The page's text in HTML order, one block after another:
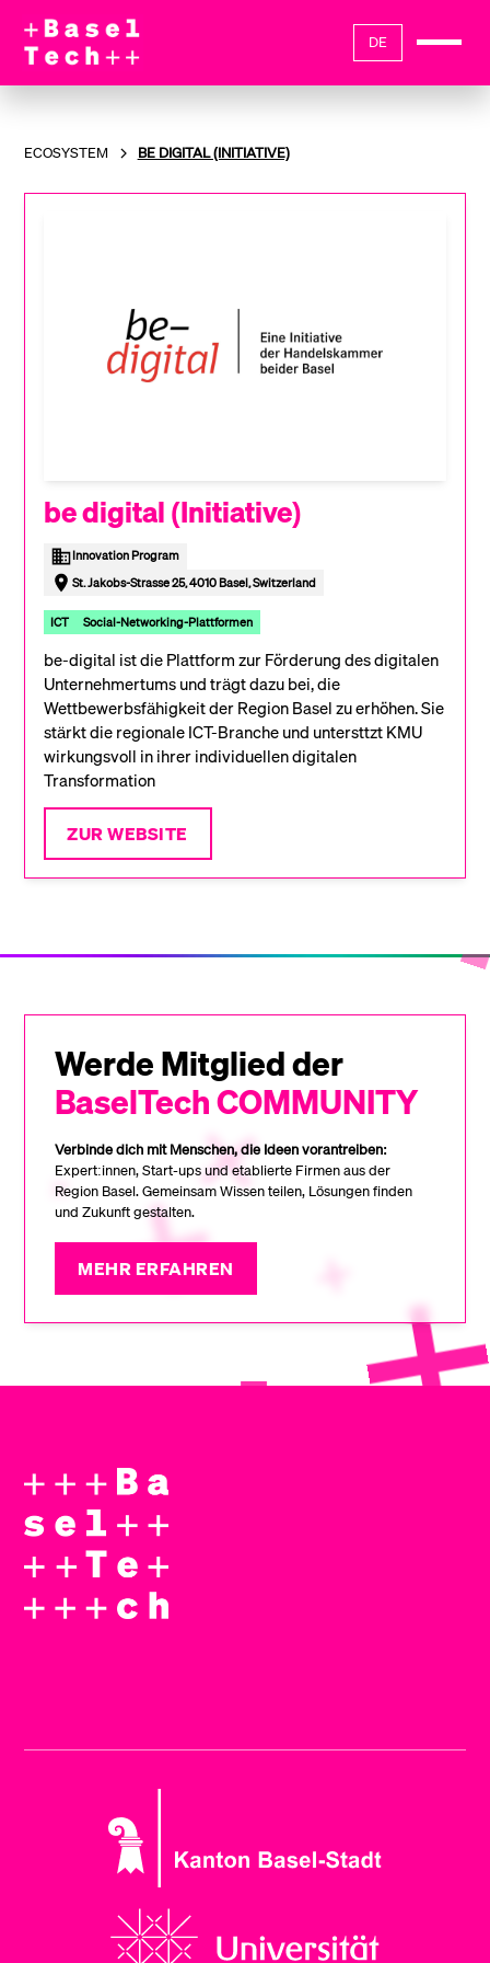
DE
ECOSYSTEM BE DIGITAL (INITIATIVE)
be digital (Initiative)
Innovation Program
St. Jakobs-Strasse 25, 4010 Basel, Switzerland
ICT Social-Networking-Plattformen
be-digital ist die Plattform zur Förderung des digitalen
Unternehmertums und trägt dazu bei, die
Wettbewerbsfähigkeit der Region Basel zu erhöhen. Sie
stärkt die regionale ICT-Branche und untersttzt KMU
wirkungsvoll in ihrer individuellen digitalen
Transformation
ZUR WEBSITE
Werde Mitglied der
BaselTech COMMUNITY
Verbinde dich mit Menschen, die Ideen vorantreiben:
Expert:innen, Start-ups und etablierte Firmen aus der
Region Basel. Gemeinsam Wissen teilen, Lösungen finden
und Zukunft gestalten.
MEHR ERFAHREN